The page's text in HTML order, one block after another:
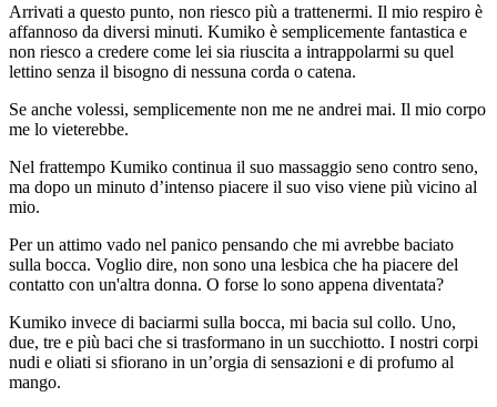
Arrivati a questo punto, non riesco più a trattenermi. Il mio respiro è
affannoso da diversi minuti. Kumiko è semplicemente fantastica e
non riesco a credere come lei sia riuscita a intrappolarmi su quel
lettino senza il bisogno di nessuna corda o catena.
Se anche volessi, semplicemente non me ne andrei mai. Il mio corpo
me lo vieterebbe.
Nel frattempo Kumiko continua il suo massaggio seno contro seno,
ma dopo un minuto d’intenso piacere il suo viso viene più vicino al
mio.
Per un attimo vado nel panico pensando che mi avrebbe baciato
sulla bocca. Voglio dire, non sono una lesbica che ha piacere del
contatto con un'altra donna. O forse lo sono appena diventata?
Kumiko invece di baciarmi sulla bocca, mi bacia sul collo. Uno,
due, tre e più baci che si trasformano in un succhiotto. I nostri corpi
nudi e oliati si sfiorano in un’orgia di sensazioni e di profumo al
mango.